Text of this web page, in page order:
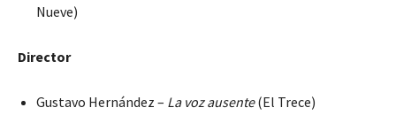
Nueve)
Director
Gustavo Hernández – La voz ausente(El Trece)